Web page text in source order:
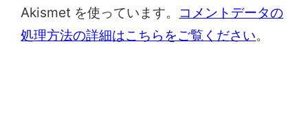
Akismet を使っています。
コメントデータの
処理方法の詳細はこちらをご覧ください。